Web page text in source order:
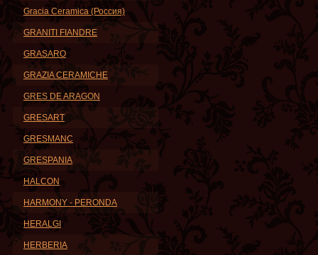
Gracia Ceramica (Россия)
GRANITI FIANDRE
GRASARO
GRAZIA CERAMICHE
GRES DE ARAGON
GRESART
GRESMANC
GRESPANIA
HALCON
HARMONY - PERONDA
HERALGI
HERBERIA